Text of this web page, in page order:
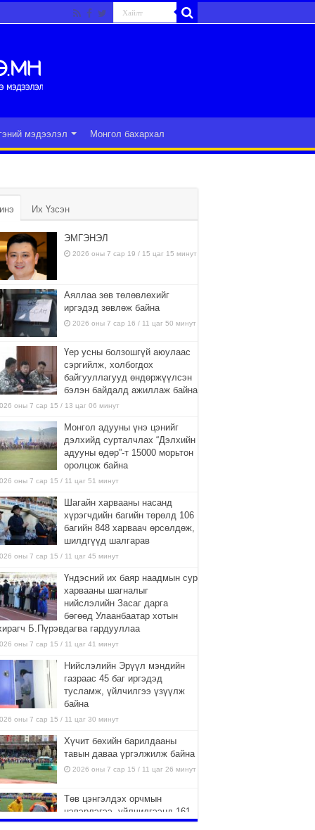
мэдээлэл Монгол бахархал
Их Үзсэн
ЭМГЭНЭЛ
2026 оны 7 сар 19 / 15 цаг 15 минут
Аяллаа зөв төлөвлөхийг
иргэдэд зөвлөж байна
2026 оны 7 сар 16 / 11 цаг 50 минут
Үер усны болзошгүй аюулаас
сэргийлж, холбогдох
байгууллагууд өндөржүүлсэн
бэлэн байдалд ажиллаж байна
оны 7 сар 15 / 13 цаг 06 минут
Монгол адууны үнэ цэнийг
дэлхийд сурталчлах “Дэлхийн
адууны өдөр”-т 15000 морьтон
оролцож байна
оны 7 сар 15 / 11 цаг 51 минут
Шагайн харвааны насанд
хүрэгчдийн багийн төрөлд 106
багийн 848 харваач өрсөлдөж,
шилдгүүд шалгарав
оны 7 сар 15 / 11 цаг 45 минут
Үндэсний их баяр наадмын сур
харвааны шагналыг
нийслэлийн Засаг дарга
бөгөөд Улаанбаатар хотын
Б.Пүрэвдагва гардууллаа
оны 7 сар 15 / 11 цаг 41 минут
Нийслэлийн Эрүүл мэндийн
газраас 45 баг иргэдэд
тусламж, үйлчилгээ үзүүлж
байна
оны 7 сар 15 / 11 цаг 30 минут
Хүчит бөхийн барилдааны
тавын даваа үргэлжилж байна
2026 оны 7 сар 15 / 11 цаг 26 минут
Төв цэнгэлдэх орчмын
цэвэрлэгээ, үйлчилгээнд 161
ажилтан, 27 техниктэй